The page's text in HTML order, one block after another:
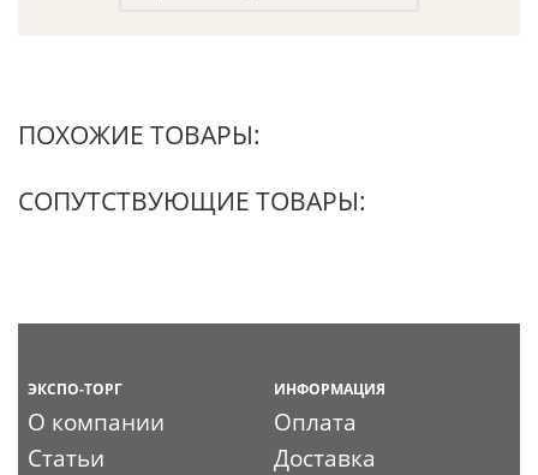
ПОХОЖИЕ ТОВАРЫ:
СОПУТСТВУЮЩИЕ ТОВАРЫ:
ЭКСПО-ТОРГ
О компании
Статьи
ИНФОРМАЦИЯ
Оплата
Доставка